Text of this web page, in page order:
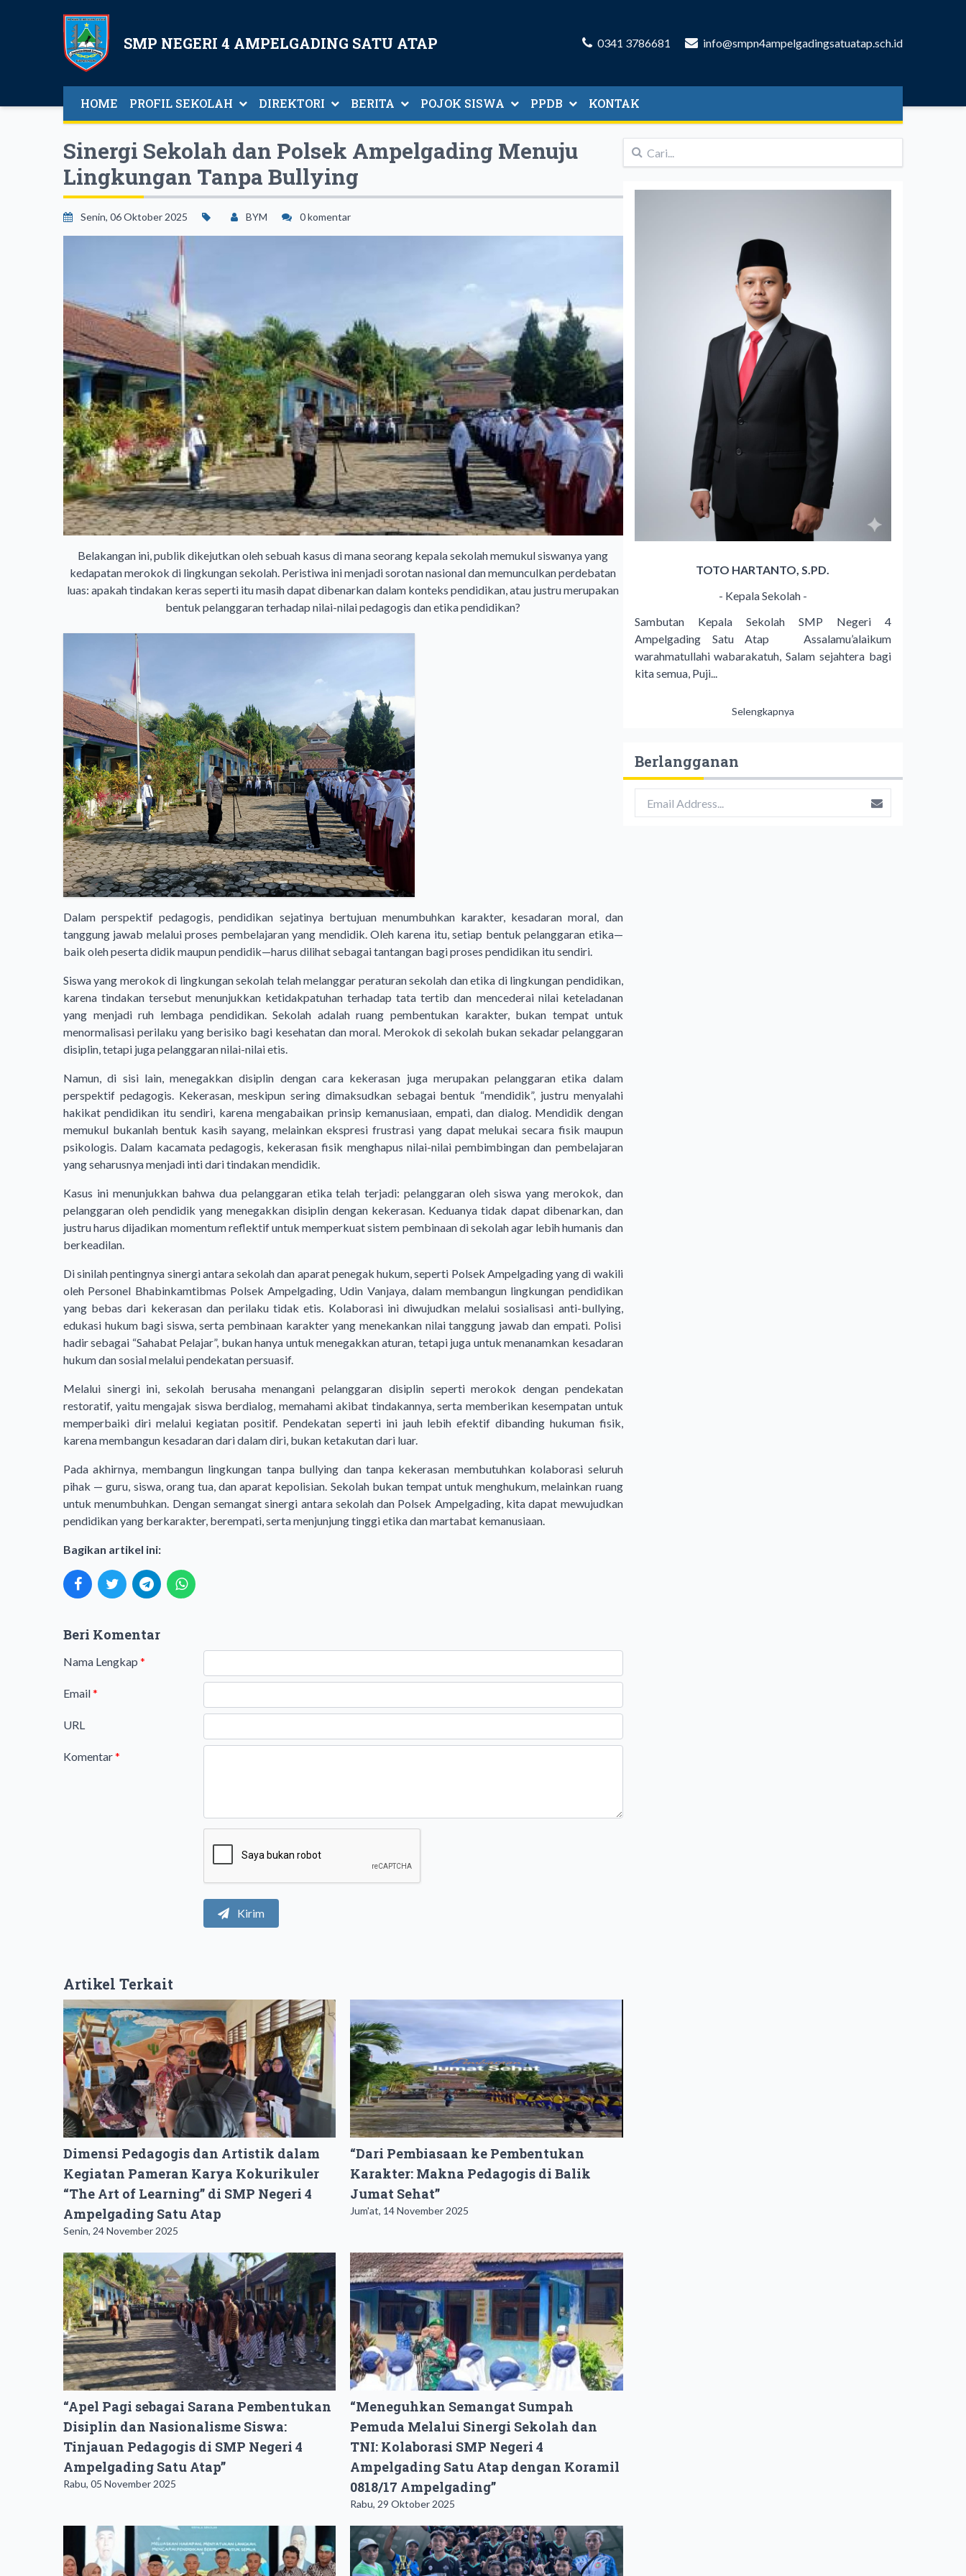
SMP NEGERI 4 AMPELGADING SATU ATAP 0341 3786681 info@smpn4ampelgadingsatuatap.sch.id
HOME PROFIL SEKOLAH DIREKTORI BERITA POJOK SISWA PPDB KONTAK
Sinergi Sekolah dan Polsek Ampelgading Menuju
Lingkungan Tanpa Bullying
Senin, 06 Oktober 2025 BYM 0 komentar
Belakangan ini, publik dikejutkan oleh sebuah kasus di mana seorang kepala sekolah memukul siswanya yang
kedapatan merokok di lingkungan sekolah. Peristiwa ini menjadi sorotan nasional dan memunculkan perdebatan
luas: apakah tindakan keras seperti itu masih dapat dibenarkan dalam konteks pendidikan, atau justru merupakan
bentuk pelanggaran terhadap nilai-nilai pedagogis dan etika pendidikan?
Dalam perspektif pedagogis, pendidikan sejatinya bertujuan menumbuhkan karakter, kesadaran moral, dan
tanggung jawab melalui proses pembelajaran yang mendidik. Oleh karena itu, setiap bentuk pelanggaran etika—
baik oleh peserta didik maupun pendidik—harus dilihat sebagai tantangan bagi proses pendidikan itu sendiri.
Siswa yang merokok di lingkungan sekolah telah melanggar peraturan sekolah dan etika di lingkungan pendidikan,
karena tindakan tersebut menunjukkan ketidakpatuhan terhadap tata tertib dan mencederai nilai keteladanan
yang menjadi ruh lembaga pendidikan. Sekolah adalah ruang pembentukan karakter, bukan tempat untuk
menormalisasi perilaku yang berisiko bagi kesehatan dan moral. Merokok di sekolah bukan sekadar pelanggaran
disiplin, tetapi juga pelanggaran nilai-nilai etis.
Namun, di sisi lain, menegakkan disiplin dengan cara kekerasan juga merupakan pelanggaran etika dalam
perspektif pedagogis. Kekerasan, meskipun sering dimaksudkan sebagai bentuk “mendidik”, justru menyalahi
hakikat pendidikan itu sendiri, karena mengabaikan prinsip kemanusiaan, empati, dan dialog. Mendidik dengan
memukul bukanlah bentuk kasih sayang, melainkan ekspresi frustrasi yang dapat melukai secara fisik maupun
psikologis. Dalam kacamata pedagogis, kekerasan fisik menghapus nilai-nilai pembimbingan dan pembelajaran
yang seharusnya menjadi inti dari tindakan mendidik.
Kasus ini menunjukkan bahwa dua pelanggaran etika telah terjadi: pelanggaran oleh siswa yang merokok, dan
pelanggaran oleh pendidik yang menegakkan disiplin dengan kekerasan. Keduanya tidak dapat dibenarkan, dan
justru harus dijadikan momentum reflektif untuk memperkuat sistem pembinaan di sekolah agar lebih humanis dan
berkeadilan.
Di sinilah pentingnya sinergi antara sekolah dan aparat penegak hukum, seperti Polsek Ampelgading yang di wakili
oleh Personel Bhabinkamtibmas Polsek Ampelgading, Udin Vanjaya, dalam membangun lingkungan pendidikan
yang bebas dari kekerasan dan perilaku tidak etis. Kolaborasi ini diwujudkan melalui sosialisasi anti-bullying,
edukasi hukum bagi siswa, serta pembinaan karakter yang menekankan nilai tanggung jawab dan empati. Polisi
hadir sebagai “Sahabat Pelajar”, bukan hanya untuk menegakkan aturan, tetapi juga untuk menanamkan kesadaran
hukum dan sosial melalui pendekatan persuasif.
Melalui sinergi ini, sekolah berusaha menangani pelanggaran disiplin seperti merokok dengan pendekatan
restoratif, yaitu mengajak siswa berdialog, memahami akibat tindakannya, serta memberikan kesempatan untuk
memperbaiki diri melalui kegiatan positif. Pendekatan seperti ini jauh lebih efektif dibanding hukuman fisik,
karena membangun kesadaran dari dalam diri, bukan ketakutan dari luar.
Pada akhirnya, membangun lingkungan tanpa bullying dan tanpa kekerasan membutuhkan kolaborasi seluruh
pihak — guru, siswa, orang tua, dan aparat kepolisian. Sekolah bukan tempat untuk menghukum, melainkan ruang
untuk menumbuhkan. Dengan semangat sinergi antara sekolah dan Polsek Ampelgading, kita dapat mewujudkan
pendidikan yang berkarakter, berempati, serta menjunjung tinggi etika dan martabat kemanusiaan.
Bagikan artikel ini:
Beri Komentar
Nama Lengkap *
Email*
URL
Komentar*
Kirim
Artikel Terkait
Dimensi Pedagogis dan Artistik dalam
Kegiatan Pameran Karya Kokurikuler
“The Art of Learning” di SMP Negeri 4
Ampelgading Satu Atap
Senin, 24 November 2025
“Dari Pembiasaan ke Pembentukan
Karakter: Makna Pedagogis di Balik
Jumat Sehat”
Jum'at, 14 November 2025
“Apel Pagi sebagai Sarana Pembentukan
Disiplin dan Nasionalisme Siswa:
Tinjauan Pedagogis di SMP Negeri 4
Ampelgading Satu Atap”
Rabu, 05 November 2025
“Meneguhkan Semangat Sumpah
Pemuda Melalui Sinergi Sekolah dan
TNI: Kolaborasi SMP Negeri 4
Ampelgading Satu Atap dengan Koramil
0818/17 Ampelgading”
Rabu, 29 Oktober 2025
TOTO HARTANTO, S.PD.
- Kepala Sekolah -
Sambutan Kepala Sekolah SMP Negeri 4
Ampelgading Satu Atap Assalamu’alaikum
warahmatullahi wabarakatuh, Salam sejahtera bagi
kita semua, Puji...
Selengkapnya
Berlangganan